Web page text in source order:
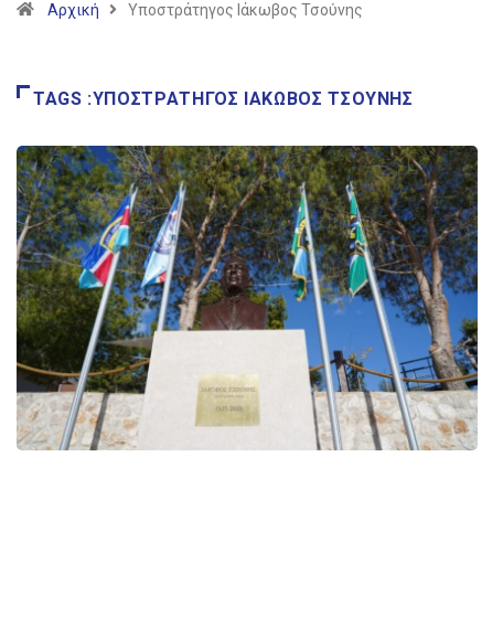
Αρχική Υποστράτηγος Ιάκωβος Τσούνης
TAGS :ΥΠΟΣΤΡΆΤΗΓΟΣ ΙΆΚΩΒΟΣ ΤΣΟΎΝΗΣ